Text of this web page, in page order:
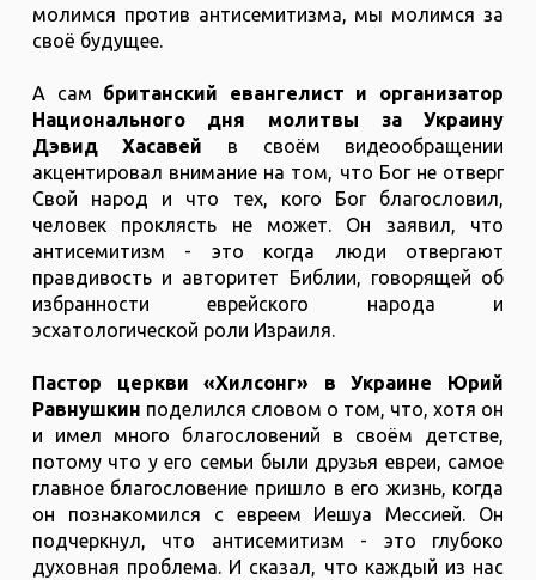
молимся против антисемитизма, мы молимся за
своё будущее.
А сам британский евангелист и организатор
Национального дня молитвы за Украину
Дэвид Хасавей в своём видеообращении
акцентировал внимание на том, что Бог не отверг
Свой народ и что тех, кого Бог благословил,
человек проклясть не может. Он заявил, что
антисемитизм - это когда люди отвергают
правдивость и авторитет Библии, говорящей об
избранности еврейского народа и
эсхатологической роли Израиля.
Пастор церкви «Хилсонг» в Украине Юрий
Равнушкин поделился словом о том, что, хотя он
и имел много благословений в своём детстве,
потому что у его семьи были друзья евреи, самое
главное благословение пришло в его жизнь, когда
он познакомился с евреем Иешуа Мессией. Он
подчеркнул, что антисемитизм - это глубоко
духовная проблема. И сказал, что каждый из нас